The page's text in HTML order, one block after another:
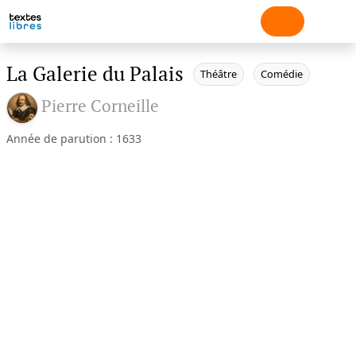
La Galerie du Palais Théâtre Comédie
Pierre Corneille
Année de parution : 1633